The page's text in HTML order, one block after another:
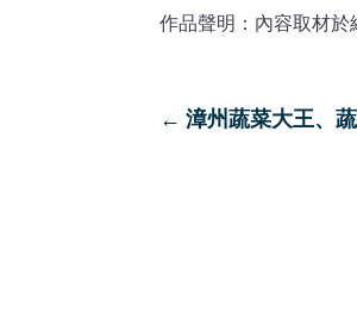
作品聲明：內容取材於
←漳州蔬菜大王、